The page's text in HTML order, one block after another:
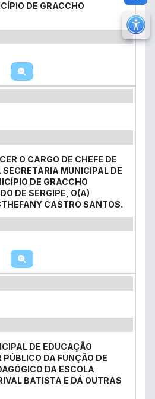
DE GRACCHO
O CARGO DE CHEFE DE
MUNICIPAL DE
DE GRACCHO
DE SERGIPE, O(A)
CASTRO SANTOS.
DE EDUCAÇÃO
PÚBLICO DA FUNÇÃO DE
DA ESCOLA
BATISTA E DÁ OUTRAS
Ir